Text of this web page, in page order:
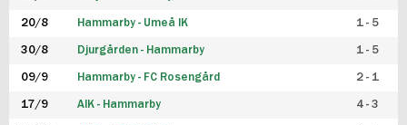
20/8 Hammarby - Umeå IK 1 - 5
30/8 Djurgården - Hammarby 1 - 5
09/9 Hammarby - FC Rosengård 2 - 1
17/9 AIK - Hammarby 4 - 3